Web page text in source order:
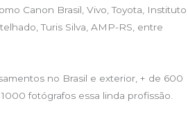
Canon Brasil, Vivo, Toyota, Instituto
Turis Silva, AMP-RS, entre
no Brasil e exterior, + de 600
fotógrafos essa linda profissão.